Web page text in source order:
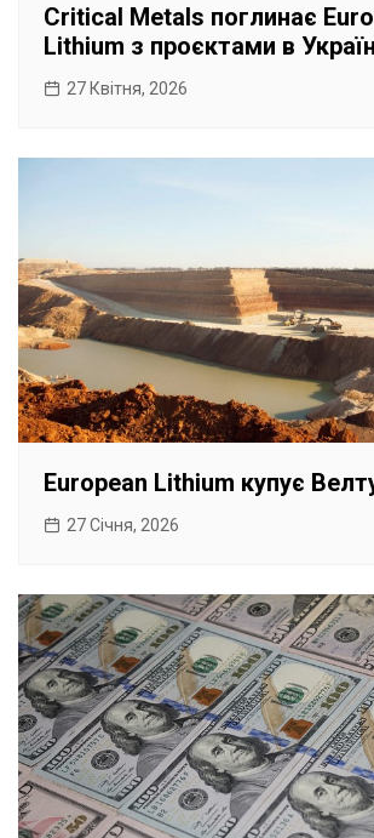
Critical Metals поглинає
Lithium з проєктами в
27 Квітня, 2026
European Lithium купує
27 Січня, 2026